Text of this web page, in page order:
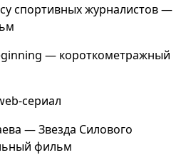
спортивных журналистов—
— короткометражный
сериал
— Звезда Силового
фильм